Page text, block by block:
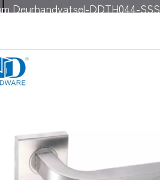
Deurhandvatsel-DDTH044-SSS